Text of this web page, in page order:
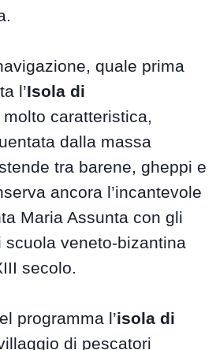
quale prima
l’Isola di
caratteristica,
dalla massa
tra barene, gheppi e
ancora l’incantevole
Maria Assunta con gli
scuola veneto-bizantina
secolo.
programma l’isola di
di pescatori